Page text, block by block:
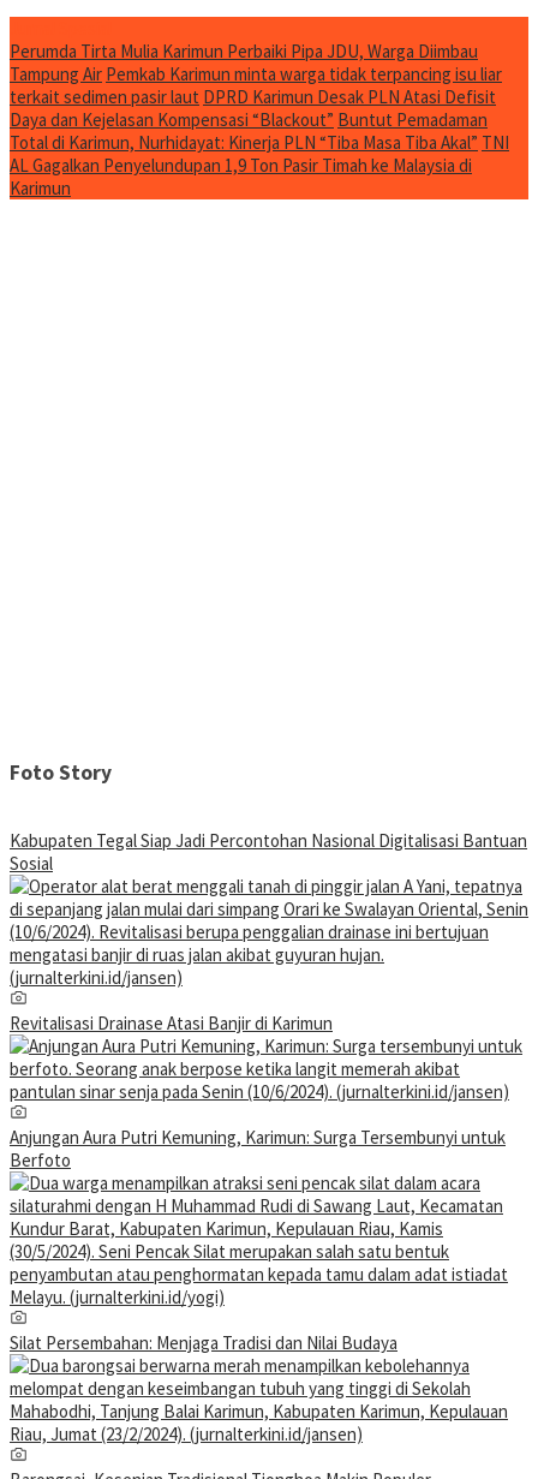
Perumda Tirta Mulia Karimun Perbaiki Pipa JDU, Warga Diimbau
Tampung Air Pemkab Karimun minta warga tidak terpancing isu liar
terkait sedimen pasir laut DPRD Karimun Desak PLN Atasi Defisit
Daya dan Kejelasan Kompensasi “Blackout” Buntut Pemadaman
Total di Karimun, Nurhidayat: Kinerja PLN “Tiba Masa Tiba Akal” TNI
AL Gagalkan Penyelundupan 1,9 Ton Pasir Timah ke Malaysia di
Karimun
Foto Story
Kabupaten Tegal Siap Jadi Percontohan Nasional Digitalisasi Bantuan
Sosial
Revitalisasi Drainase Atasi Banjir di Karimun
Anjungan Aura Putri Kemuning, Karimun: Surga Tersembunyi untuk
Berfoto
Silat Persembahan: Menjaga Tradisi dan Nilai Budaya